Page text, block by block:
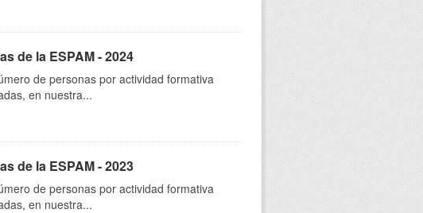
de la ESPAM - 2024
de personas por actividad formativa
en nuestra...
de la ESPAM - 2023
de personas por actividad formativa
en nuestra...